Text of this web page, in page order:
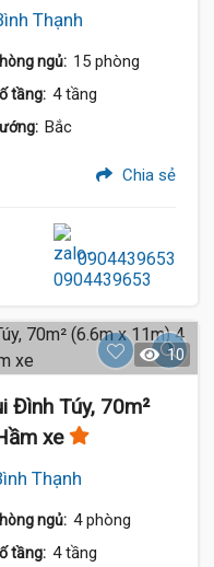
Thạnh
ngủ: 15 phòng
tầng: 4 tầng
Bắc
Chia sẻ
0904439653
10
Đình Túy, 70m²
xe
Thạnh
ngủ: 4 phòng
tầng: 4 tầng